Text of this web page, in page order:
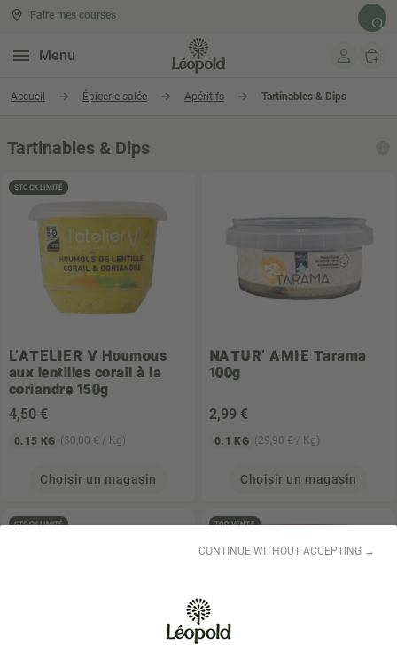
CONTINUE WITHOUT ACCEPTING →
Aller au contenu
Menu
Faire mes courses
Accueil Épicerie salée Apéritifs Tartinables & Dips
Tartinables & Dips
STOCK LIMITÉ
L'ATELIER V Houmous
aux lentilles corail à la
coriandre 150g
4,50 €
0.15 KG (30,00 € / Kg)
Choisir un magasin
NATUR' AMIE Tarama
100g
2,99 €
0.1 KG (29,90 € / Kg)
Choisir un magasin
STOCK LIMITÉ TOP VENTE